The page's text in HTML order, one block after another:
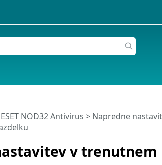
v trenutnem
ESET NOD32 Antivirus > Napredne